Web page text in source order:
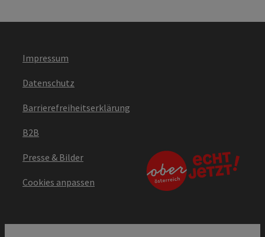
Impressum
Datenschutz
Barrierefreiheitserklärung
B2B
Presse & Bilder
Cookies anpassen